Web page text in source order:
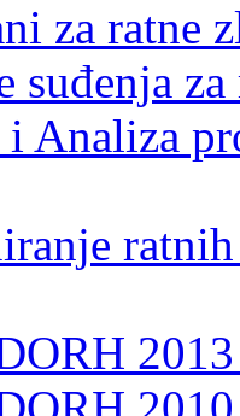
za ratne
suđenja
i Analiza